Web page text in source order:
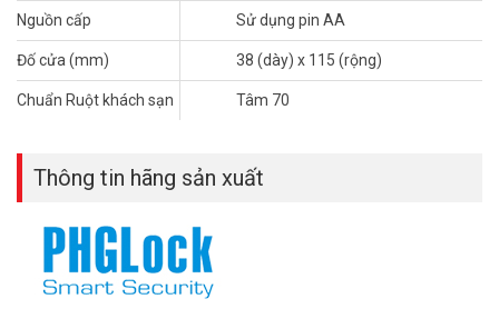
– Sử dụng pin AA, thời lượng sử dụng pin từ 06 tháng đến 12 tháng
tùy vào tần suất sử dụng. Có chức năng đèn báo pin yếu.
– Chức năng khóa đôi: Tích hợp chốt an toàn, báo hiệu cửa chưa
đóng chặt.
– Đố cửa (mm): 38 (dày) x 115 (rộng).
– Ruột khách sạn tâm 70
– Kích thước (mm):
+ MT: 12 (dày) x 63 (rộng) x 160 (dài)
+ MS: 20 (dày) x 75 (rộng) x 275 (dài).
– Bảo hành: 24 tháng.
*** Xem thêm:
Nguồn cấp Sử dụng pin AA
Đố cửa (mm) 38 (dày) x 115 (rộng)
Chuẩn Ruột khách sạn Tâm 70
Thông tin hãng sản xuất